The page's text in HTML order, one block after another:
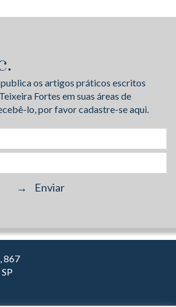
publica os artigos práticos escritos
Fortes em suas áreas de
lo, por favor cadastre-se aqui.
867